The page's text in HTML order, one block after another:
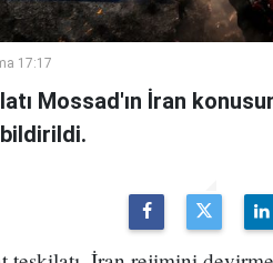
17:17
Mossad'ın İran